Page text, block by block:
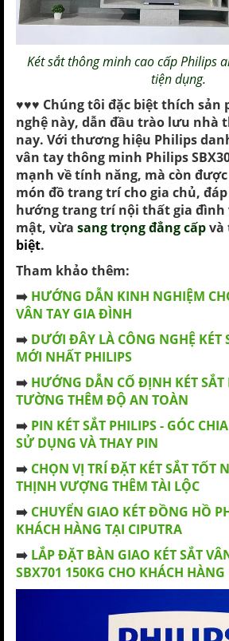
Két sắt thông minh cao cấp Philips
tiện dụng.
♥️♥️♥️ Chúng tôi đặc biệt thích sản
nghệ này, dẫn đầu trào lưu nhà
nay. Với thương hiệu Philips
vân tay thông minh Philips
mạnh về tính năng, mà còn
món đồ trang trí cho gia chủ,
hướng trang trí nội thất gia đình
mật, vừa sang trọng đẳng cấpvà
biệt.
Tham khảo thêm:
➡️ HƯỚNG DẪN KINH NGHIỆM
VÂN TAY GIA ĐÌNH
➡️ DƯỚI ĐÂY LÀ CÔNG NGHỆ KÉT
MỚI NHẤT PHILIPS
➡️ HƯỚNG DẪN CỐ ĐỊNH KÉT SẮT
TƯỜNG THÊM ĐỘ AN TOÀN
➡️ PIN KÉT SẮT PHILIPS - GÓC
SỬ DỤNG VÀ THAY PIN
➡️ CHỌN VỊ TRÍ ĐẶT KÉT SẮT TỐT
THỊNH VƯỢNG THÊM TÀI LỘC
➡️ CHUYỂN GIAO KÉT ĐỒNG HỒ
KHÁCH HÀNG TẠI CIPUTRA
➡️ LẮP ĐẶT BÀN GIAO KÉT SẮT
SBX701 150KG CHO KHÁCH HÀNG